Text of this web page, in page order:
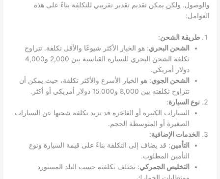
والوصول. ولكن يمكن تقديم تقدير تقريبي للتكلفة بناءً على هذه
العوامل:
طريقة الشحن:
الشحن البحري: هو الخيار الأكثر شيوعًا والأقل تكلفة. تتراوح
تكلفة الشحن البحري للسيارة القياسية بين 2,000 و4,000
دولار أمريكي.
الشحن الجوي: هو الخيار الأسرع والأكثر تكلفة، حيث يمكن أن
تتراوح تكلفته بين 8,000 و15,000 دولار أمريكي أو أكثر.
نوع السيارة:
السيارات الكبيرة أو الفاخرة قد تزيد تكلفة شحنها عن السيارات
الصغيرة أو المتوسطة الحجم.
الخدمات الإضافية:
التأمين: قد يضاف إلى التكلفة بناءً على قيمة السيارة ونوع
التأمين المطلوب.
التخليص الجمركي: تختلف تكلفته حسب البلد المستورد
ومتطلبات الجمارك.